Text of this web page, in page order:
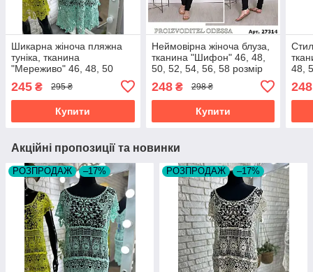
Шикарна жіноча пляжна
туніка, тканина
"Мереживо" 46, 48, 50
245 ₴ 295 ₴
Купити
Неймовірна жіноча блуза,
тканина "Шифон" 46, 48,
50, 52, 54, 56, 58 розмір
248₴ 298 ₴
Купити
48,
248
Акційні пропозиції та новинки
РОЗПРОДАЖ –17% РОЗПРОДАЖ –17%